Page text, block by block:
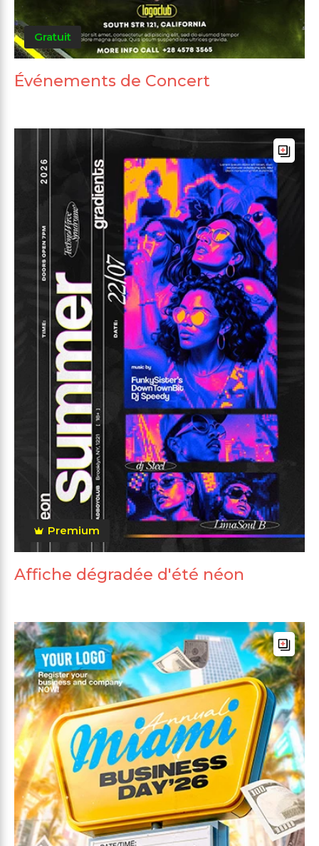
Gratuit
Événements de Concert
Premium
Affiche dégradée d'été néon